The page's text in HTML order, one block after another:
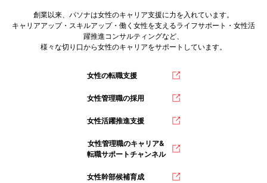
創業以来、パソナは女性のキャリア支援に力を入れています。
キャリアアップ・スキルアップ・働く女性を支えるライフサポート・女性活
躍推進コンサルティングなど、
様々な切り口から女性のキャリアをサポートしています。
女性の転職支援
女性管理職の採用
女性活躍推進支援
女性管理職のキャリア&
転職サポートチャンネル
女性幹部候補育成